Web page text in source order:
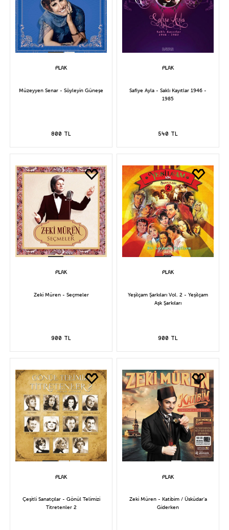
Müzeyyen Senar - Söyleyin Güneşe
800 TL
Safiye Ayla - Saklı Kayıtlar 1946 -
1985
540 TL
Zeki Müren - Seçmeler
900 TL
Yeşilçam Şarkıları Vol. 2 - Yeşilçam
Aşk Şarkıları
900 TL
Çeşitli Sanatçılar - Gönül Telimizi
Titretenler 2
Zeki Müren - Katibim / Üsküdar'a
Giderken